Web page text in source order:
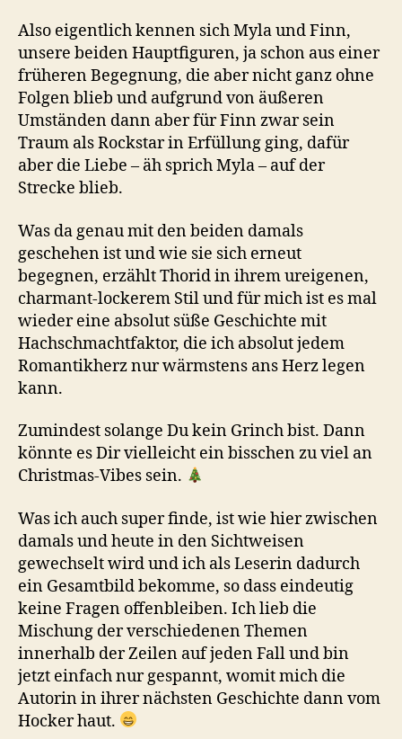
Also eigentlich kennen sich Myla und Finn,
unsere beiden Hauptfiguren, ja schon aus einer
früheren Begegnung, die aber nicht ganz ohne
Folgen blieb und aufgrund von äußeren
Umständen dann aber für Finn zwar sein
Traum als Rockstar in Erfüllung ging, dafür
aber die Liebe – äh sprich Myla – auf der
Strecke blieb.
Was da genau mit den beiden damals
geschehen ist und wie sie sich erneut
begegnen, erzählt Thorid in ihrem ureigenen,
charmant-lockerem Stil und für mich ist es mal
wieder eine absolut süße Geschichte mit
Hachschmachtfaktor, die ich absolut jedem
Romantikherz nur wärmstens ans Herz legen
kann.
Zumindest solange Du kein Grinch bist. Dann
könnte es Dir vielleicht ein bisschen zu viel an
Christmas-Vibes sein.
Was ich auch super finde, ist wie hier zwischen
damals und heute in den Sichtweisen
gewechselt wird und ich als Leserin dadurch
ein Gesamtbild bekomme, so dass eindeutig
keine Fragen offenbleiben. Ich lieb die
Mischung der verschiedenen Themen
innerhalb der Zeilen auf jeden Fall und bin
jetzt einfach nur gespannt, womit mich die
Autorin in ihrer nächsten Geschichte dann vom
Hocker haut.